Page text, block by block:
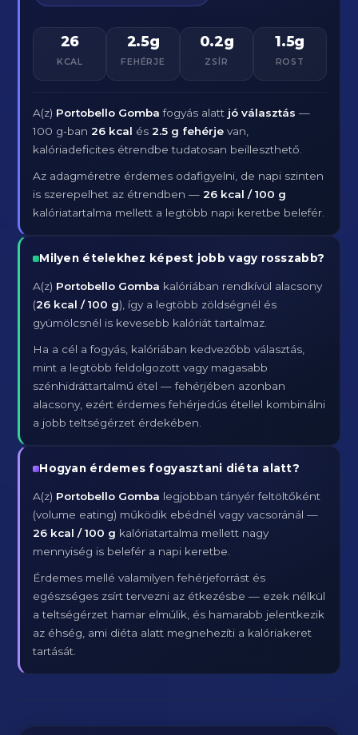
26
KCAL
2.5g
FEHÉRJE
0.2g
ZSÍR
1.5g
ROST
A(z) Portobello Gomba fogyás alatt jó választás —
100 g-ban26 kcal és2.5 g fehérje van,
kalóriadeficites étrendbe tudatosan beilleszthető.
Az adagméretre érdemes odafigyelni, de napi szinten
is szerepelhet az étrendben —26 kcal / 100 g
kalóriatartalma mellett a legtöbb napi keretbe belefér.
Milyen ételekhez képest jobb vagy rosszabb?
A(z) Portobello Gomba kalóriában rendkívül alacsony
(26 kcal / 100 g), így a legtöbb zöldségnél és
gyümölcsnél is kevesebb kalóriát tartalmaz.
Ha a cél a fogyás, kalóriában kedvezőbb választás,
mint a legtöbb feldolgozott vagy magasabb
szénhidráttartalmú étel — fehérjében azonban
alacsony, ezért érdemes fehérjedús étellel kombinálni
a jobb teltségérzet érdekében.
Hogyan érdemes fogyasztani diéta alatt?
A(z) Portobello Gomba legjobban tányér feltöltőként
(volume eating) működik ebédnél vagy vacsoránál —
26 kcal / 100 g kalóriatartalma mellett nagy
mennyiség is belefér a napi keretbe.
Érdemes mellé valamilyen fehérjeforrást és
egészséges zsírt tervezni az étkezésbe — ezek nélkül
a teltségérzet hamar elmúlik, és hamarabb jelentkezik
az éhség, ami diéta alatt megnehezíti a kalóriakeret
tartását.